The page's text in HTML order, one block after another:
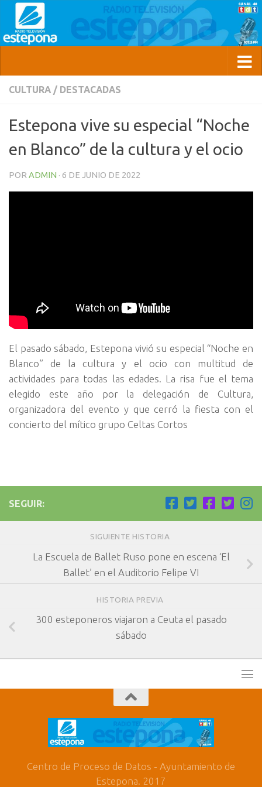
CULTURA / DESTACADAS
Estepona vive su especial “Noche
en Blanco” de la cultura y el ocio
POR ADMIN · 6 DE JUNIO DE 2022
El pasado sábado, Estepona vivió su especial “Noche en
Blanco” de la cultura y el ocio con multitud de
actividades para todas las edades. La risa fue el tema
elegido este año por la delegación de Cultura,
organizadora del evento y que cerró la fiesta con el
concierto del mítico grupo Celtas Cortos
SEGUIR:
SIGUIENTE HISTORIA
La Escuela de Ballet Ruso pone en escena ‘El
Ballet’ en el Auditorio Felipe VI
HISTORIA PREVIA
300 esteponeros viajaron a Ceuta el pasado
sábado
Centro de Proceso de Datos - Ayuntamiento de
Estepona. 2017